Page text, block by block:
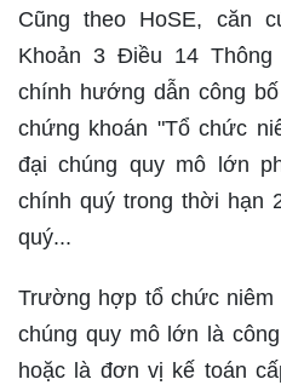
Cũng theo HoSE, căn
Khoản 3 Điều 14
chính hướng dẫn công
chứng khoán "Tổ chức
đại chúng quy mô lớn
chính quý trong thời hạn
quý...
Trường hợp tổ chức niêm
chúng quy mô lớn là
hoặc là đơn vị kế toán